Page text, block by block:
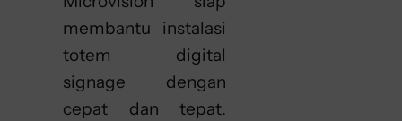
membantu instalasi
totem digital
signage dengan
cepat dan tepat.